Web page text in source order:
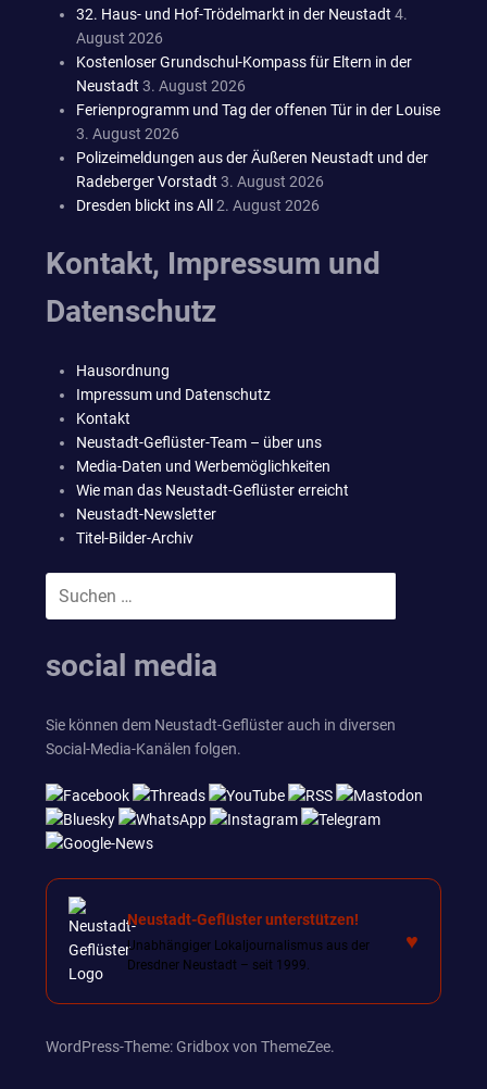
32. Haus- und Hof-Trödelmarkt in der Neustadt 4.
August 2026
Kostenloser Grundschul-Kompass für Eltern in der
Neustadt 3. August 2026
Ferienprogramm und Tag der offenen Tür in der Louise
3. August 2026
Polizeimeldungen aus der Äußeren Neustadt und der
Radeberger Vorstadt 3. August 2026
Dresden blickt ins All 2. August 2026
Kontakt, Impressum und
Datenschutz
Hausordnung
Impressum und Datenschutz
Kontakt
Neustadt-Geflüster-Team – über uns
Media-Daten und Werbemöglichkeiten
Wie man das Neustadt-Geflüster erreicht
Neustadt-Newsletter
Titel-Bilder-Archiv
social media
Sie können dem Neustadt-Geflüster auch in diversen
Social-Media-Kanälen folgen.
Neustadt-Geflüster unterstützen!
Unabhängiger Lokaljournalismus aus der
Dresdner Neustadt – seit 1999.
♥
WordPress-Theme: Gridbox von ThemeZee.